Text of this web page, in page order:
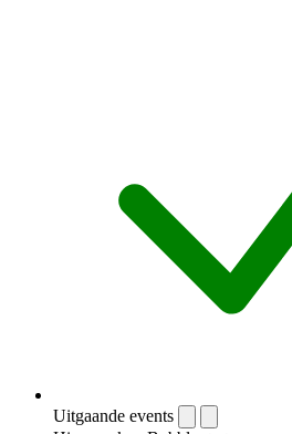
Uitgaande events